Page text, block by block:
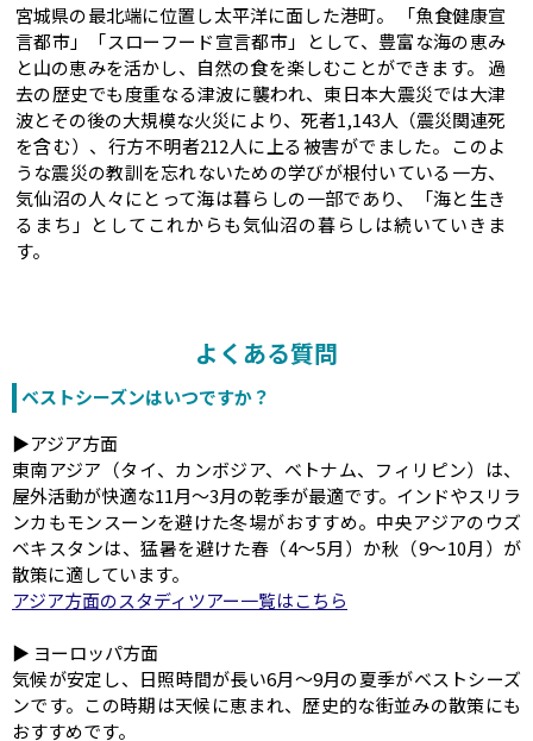
宮城県の最北端に位置し太平洋に面した港町。 「魚食健康宣
言都市」「スローフード宣言都市」として、豊富な海の恵み
と山の恵みを活かし、自然の食を楽しむことができます。 過
去の歴史でも度重なる津波に襲われ、東日本大震災では大津
波とその後の大規模な火災により、死者1,143人（震災関連死
を含む）、行方不明者212人に上る被害がでました。このよ
うな震災の教訓を忘れないための学びが根付いている一方、
気仙沼の人々にとって海は暮らしの一部であり、「海と生き
るまち」としてこれからも気仙沼の暮らしは続いていきま
す。
よくある質問
ベストシーズンはいつですか？
▶アジア方面
東南アジア（タイ、カンボジア、ベトナム、フィリピン）は、
屋外活動が快適な11月～3月の乾季が最適です。インドやスリラ
ンカもモンスーンを避けた冬場がおすすめ。中央アジアのウズ
ベキスタンは、猛暑を避けた春（4～5月）か秋（9～10月）が
散策に適しています。
アジア方面のスタディツアー一覧はこちら
▶ ヨーロッパ方面
気候が安定し、日照時間が長い6月～9月の夏季がベストシーズ
ンです。この時期は天候に恵まれ、歴史的な街並みの散策にも
おすすめです。